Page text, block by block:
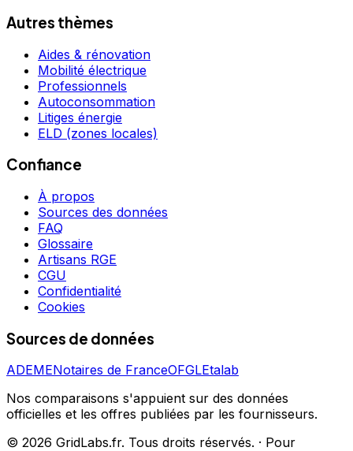
Autres thèmes
Aides & rénovation
Mobilité électrique
Professionnels
Autoconsommation
Litiges énergie
ELD (zones locales)
Confiance
À propos
Sources des données
FAQ
Glossaire
Artisans RGE
CGU
Confidentialité
Cookies
Sources de données
ADEMENotaires de FranceOFGLEtalab
Nos comparaisons s'appuient sur des données
officielles et les offres publiées par les fournisseurs.
© 2026 GridLabs.fr. Tous droits réservés. · Pour